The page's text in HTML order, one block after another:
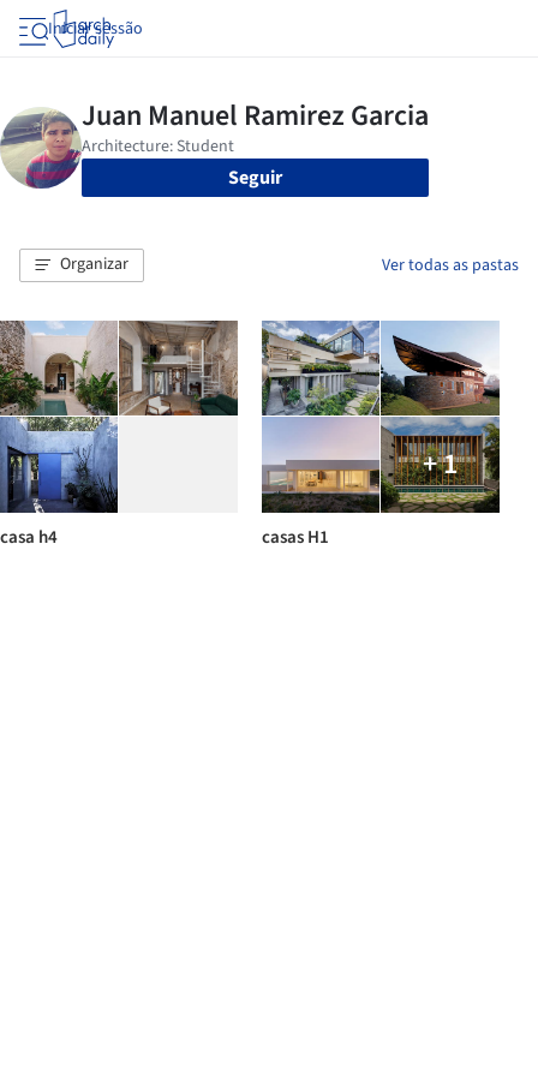
Iniciar sessão
Seguir
Organizar Ver todas as pastas
casa h4
+ 1
casas H1